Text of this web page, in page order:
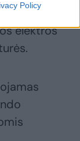
Policy
todėl
elektros